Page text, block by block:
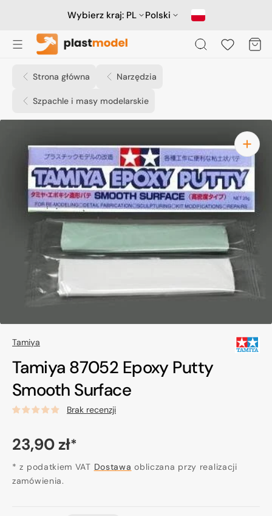
Wybierz kraj: PL Polski
Koszyk
Strona główna Narzędzia
Szpachle i masy modelarskie
Otwórz
w
widoku
Tamiya
Tamiya 87052 Epoxy Putty
Smooth Surface
Brak recenzji
Cena
regularna
23,90 zł*
* z podatkiem VAT Dostawa obliczana przy realizacji
zamówienia.